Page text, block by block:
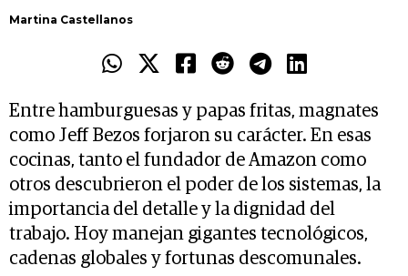
Martina Castellanos
Entre hamburguesas y papas fritas, magnates
como Jeff Bezos forjaron su carácter. En esas
cocinas, tanto el fundador de Amazon como
otros descubrieron el poder de los sistemas, la
importancia del detalle y la dignidad del
trabajo. Hoy manejan gigantes tecnológicos,
cadenas globales y fortunas descomunales.